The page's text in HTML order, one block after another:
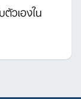
วเองใน